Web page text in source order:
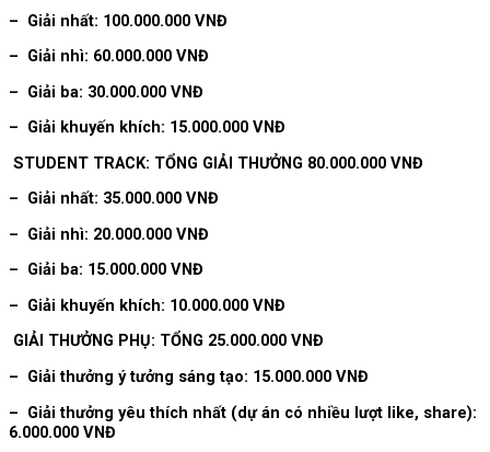
– Giải nhất: 100.000.000 VNĐ
– Giải nhì: 60.000.000 VNĐ
– Giải ba: 30.000.000 VNĐ
– Giải khuyến khích: 15.000.000 VNĐ
STUDENT TRACK: TỔNG GIẢI THƯỞNG 80.000.000 VNĐ
– Giải nhất: 35.000.000 VNĐ
– Giải nhì: 20.000.000 VNĐ
– Giải ba: 15.000.000 VNĐ
– Giải khuyến khích: 10.000.000 VNĐ
GIẢI THƯỞNG PHỤ: TỔNG 25.000.000 VNĐ
– Giải thưởng ý tưởng sáng tạo: 15.000.000 VNĐ
– Giải thưởng yêu thích nhất (dự án có nhiều lượt like, share):
6.000.000 VNĐ